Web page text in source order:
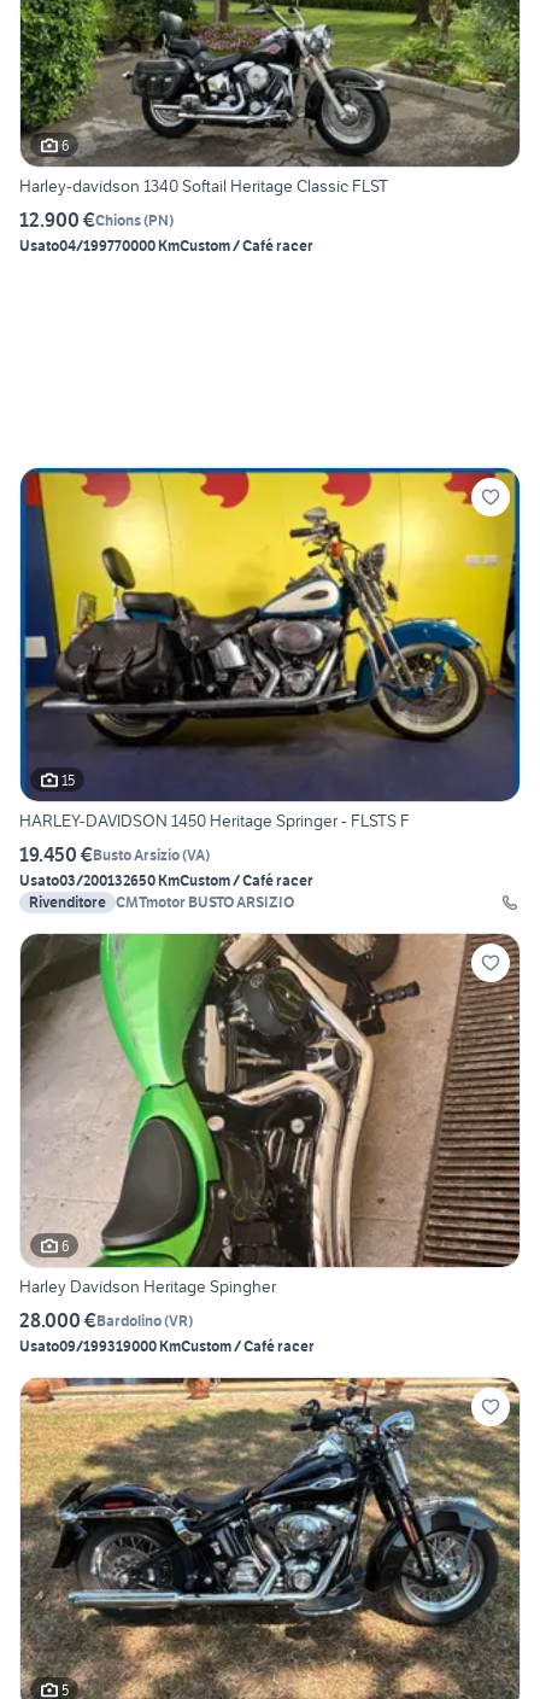
6
Harley-davidson 1340 Softail Heritage Classic FLST
12.900 €Chions(PN)
Usato04/199770000 KmCustom / Café racer
15
HARLEY-DAVIDSON 1450 Heritage Springer - FLSTS F
19.450 €Busto Arsizio(VA)
Usato03/200132650 KmCustom / Café racer
Rivenditore CMTmotor BUSTO ARSIZIO
6
Harley Davidson Heritage Spingher
28.000 €Bardolino(VR)
Usato09/199319000 KmCustom / Café racer
5